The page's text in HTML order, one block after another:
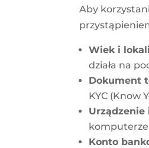
Aby
Wiek i
działa na
Dokument
KYC (Know
Urządzenie
komputerze
Konto